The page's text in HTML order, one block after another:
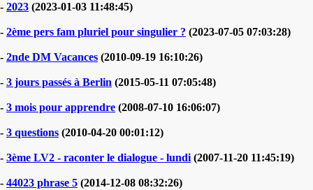
- 2023 (2023-01-03 11:48:45)
- 2ème pers fam pluriel pour singulier ? (2023-07-05 07:03:28)
- 2nde DM Vacances (2010-09-19 16:10:26)
- 3 jours passés à Berlin (2015-05-11 07:05:48)
- 3 mois pour apprendre (2008-07-10 16:06:07)
- 3 questions (2010-04-20 00:01:12)
- 3ème LV2 - raconter le dialogue - lundi (2007-11-20 11:45:19)
- 44023 phrase 5 (2014-12-08 08:32:26)